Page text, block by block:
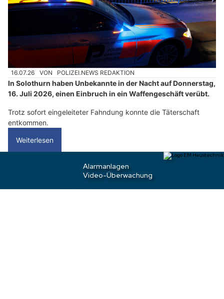
a
h
l
S
i
e
b
16.07.26 VON POLIZEI.NEWS REDAKTION
In Solothurn haben Unbekannte in der Nacht auf Donnerstag,
16. Juli 2026, einen Einbruch in ein Waffengeschäft verübt.
Trotz sofort eingeleiteter Fahndung konnte die Täterschaft
entkommen.
Weiterlesen
Altdorf UR: Jahresbericht 2025 – zwei Tote im
Verkehr und mehr Unfälle